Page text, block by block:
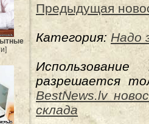
Предыдущая
Категория: Надо
разрешается
BestNews.lv
склада